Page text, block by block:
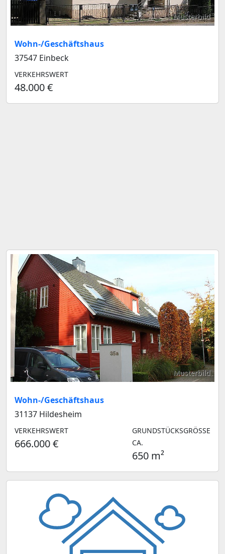
Musterbild
Wohn-/Geschäftshaus
37547 Einbeck
VERKEHRSWERT
48.000 €
Musterbild
Wohn-/Geschäftshaus
31137 Hildesheim
VERKEHRSWERT
666.000 €
GRUNDSTÜCKSGRÖSSE C
A.
650 m²